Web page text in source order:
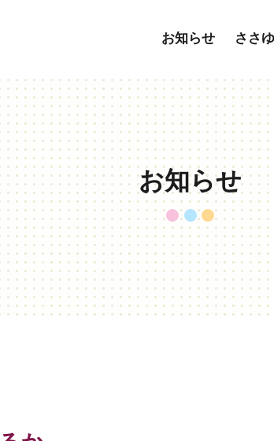
お知らせ ささ
挨拶 ささゆり会のあゆみ 会
イ
ホーム
通所介護
デイサービス
小規模多機能ホーム
提供介護サービス一覧 要介
ジ 福利厚生一覧 資格取得制
お知らせ